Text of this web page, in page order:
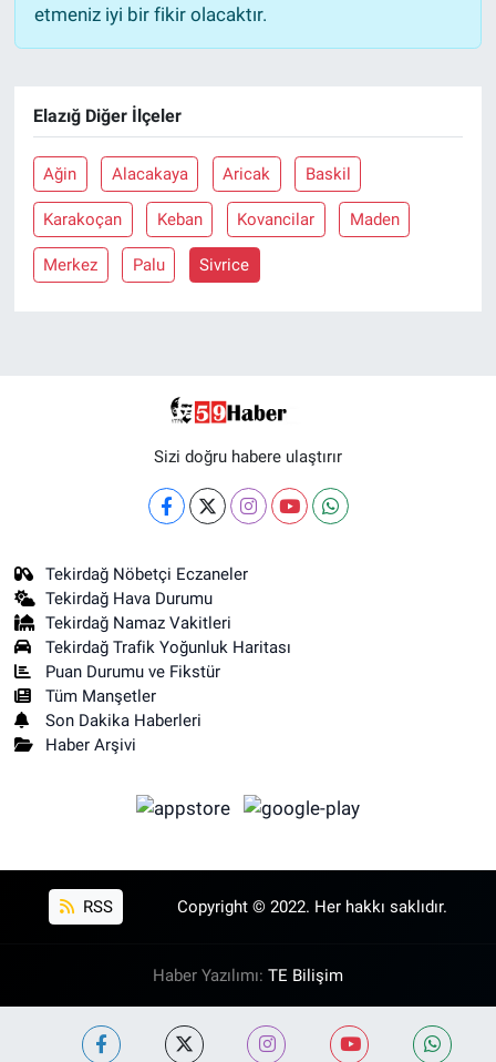
etmeniz iyi bir fikir olacaktır.
Elazığ Diğer İlçeler
Ağin Alacakaya Aricak Baskil
Karakoçan Keban Kovancilar Maden
Merkez Palu Sivrice
Sizi doğru habere ulaştırır
Tekirdağ Nöbetçi Eczaneler
Tekirdağ Hava Durumu
Tekirdağ Namaz Vakitleri
Tekirdağ Trafik Yoğunluk Haritası
Puan Durumu ve Fikstür
Tüm Manşetler
Son Dakika Haberleri
Haber Arşivi
RSS Copyright © 2022. Her hakkı saklıdır.
Haber Yazılımı: TE Bilişim